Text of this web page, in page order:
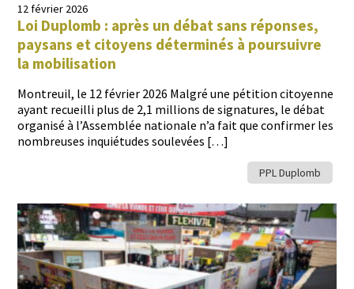
12 février 2026
Loi Duplomb : après un débat sans réponses,
paysans et citoyens déterminés à poursuivre
la mobilisation
Mon­treuil, le 12 févri­er 2026 Mal­gré une péti­tion citoyenne
ayant recueil­li plus de 2,1 mil­lions de sig­na­tures, le débat
organ­isé à l’Assemblée nationale n’a fait que con­firmer les
nom­breuses inquié­tudes soulevées […]
PPL Duplomb